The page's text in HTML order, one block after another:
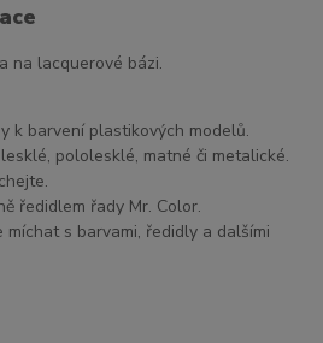
na lacquerové bázi.
k barvení plastikových modelů.
pololesklé, matné či metalické.
ředidlem řady Mr. Color.
míchat s barvami, ředidly a dalšími